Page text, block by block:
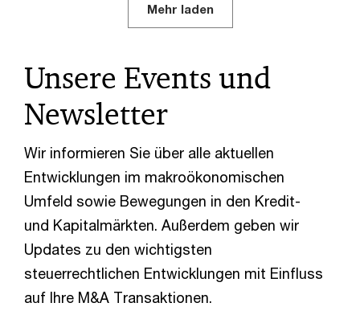
Mehr laden
Unsere Events und
Newsletter
Wir informieren Sie über alle aktuellen
Entwicklungen im makroökonomischen
Umfeld sowie Bewegungen in den Kredit-
und Kapitalmärkten. Außerdem geben wir
Updates zu den wichtigsten
steuerrechtlichen Entwicklungen mit Einfluss
auf Ihre M&A Transaktionen.